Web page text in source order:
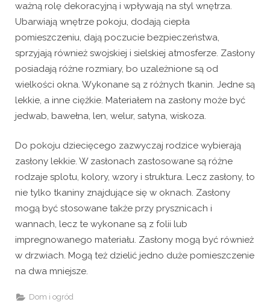
ważną rolę dekoracyjną i wpływają na styl wnętrza.
Ubarwiają wnętrze pokoju, dodają ciepła
pomieszczeniu, dają poczucie bezpieczeństwa,
sprzyjają również swojskiej i sielskiej atmosferze. Zasłony
posiadają różne rozmiary, bo uzależnione są od
wielkości okna. Wykonane są z różnych tkanin. Jedne są
lekkie, a inne ciężkie. Materiałem na zasłony może być
jedwab, bawełna, len, welur, satyna, wiskoza.
Do pokoju dziecięcego zazwyczaj rodzice wybierają
zasłony lekkie. W zasłonach zastosowane są różne
rodzaje splotu, kolory, wzory i struktura. Lecz zasłony, to
nie tylko tkaniny znajdujące się w oknach. Zasłony
mogą być stosowane także przy prysznicach i
wannach, lecz te wykonane są z folii lub
impregnowanego materiału. Zasłony mogą być również
w drzwiach. Mogą też dzielić jedno duże pomieszczenie
na dwa mniejsze.
Dom i ogród